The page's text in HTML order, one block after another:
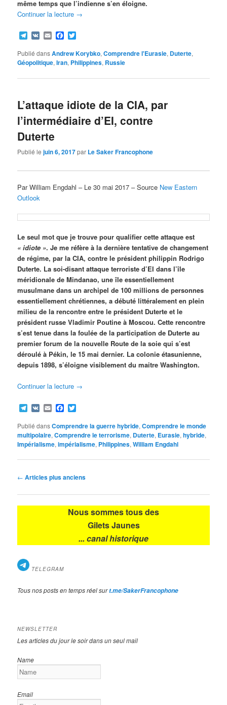
même temps que l’indienne s’en éloigne.
Continuer la lecture →
Telegram
VK EmailFacebook
Publié dansAndrew Korybko,Comprendre l'Eurasie, Duterte,
Géopolitique,Iran, Philippines, Russie
L’attaque idiote de la CIA, par
l’intermédiaire d’EI, contre
Duterte
Publié lejuin 6, 2017par Le Saker Francophone
Par William Engdahl – Le 30 mai 2017 – Source New Eastern
Outlook
Le seul mot que je trouve pour qualifier cette attaque est
« idiote ». Je me réfère à la dernière tentative de changement
de régime, par la CIA, contre le président philippin Rodrigo
Duterte. La soi-disant attaque terroriste d’EI dans l’île
méridionale de Mindanao, une île essentiellement
musulmane dans un archipel de 100 millions de personnes
essentiellement chrétiennes, a débuté littéralement en plein
milieu de la rencontre entre le président Duterte et le
président russe Vladimir Poutine à Moscou. Cette rencontre
s’est tenue dans la foulée de la participation de Duterte au
premier forum de la nouvelle Route de la soie qui s’est
déroulé à Pékin, le 15 mai dernier. La colonie étasunienne,
depuis 1898, s’éloigne visiblement du maitre Washington.
Continuer la lecture →
Telegram
VK EmailFacebook
Publié dansComprendre la guerre hybride,Comprendre le monde
multipolaire,Comprendre le terrorisme, Duterte, Eurasie,hybride,
Impérialisme,impérialisme, Philippines,William Engdahl
Navigation
articles
← Articles plus anciens
Nous sommes tous des
Gilets Jaunes
... canal historique
TELEGRAM
Tous nos posts en temps réel surt.me/SakerFrancophone
NEWSLETTER
Les articles du jour le soir dans un seul mail
Name
Email